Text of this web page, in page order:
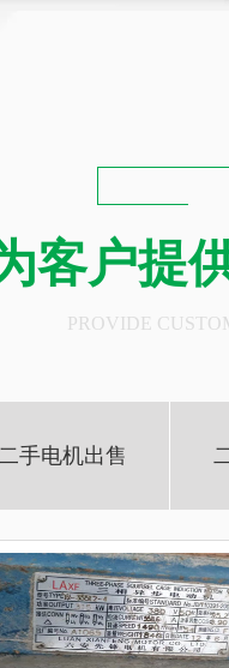
客户提
PROVIDE
手电机出售